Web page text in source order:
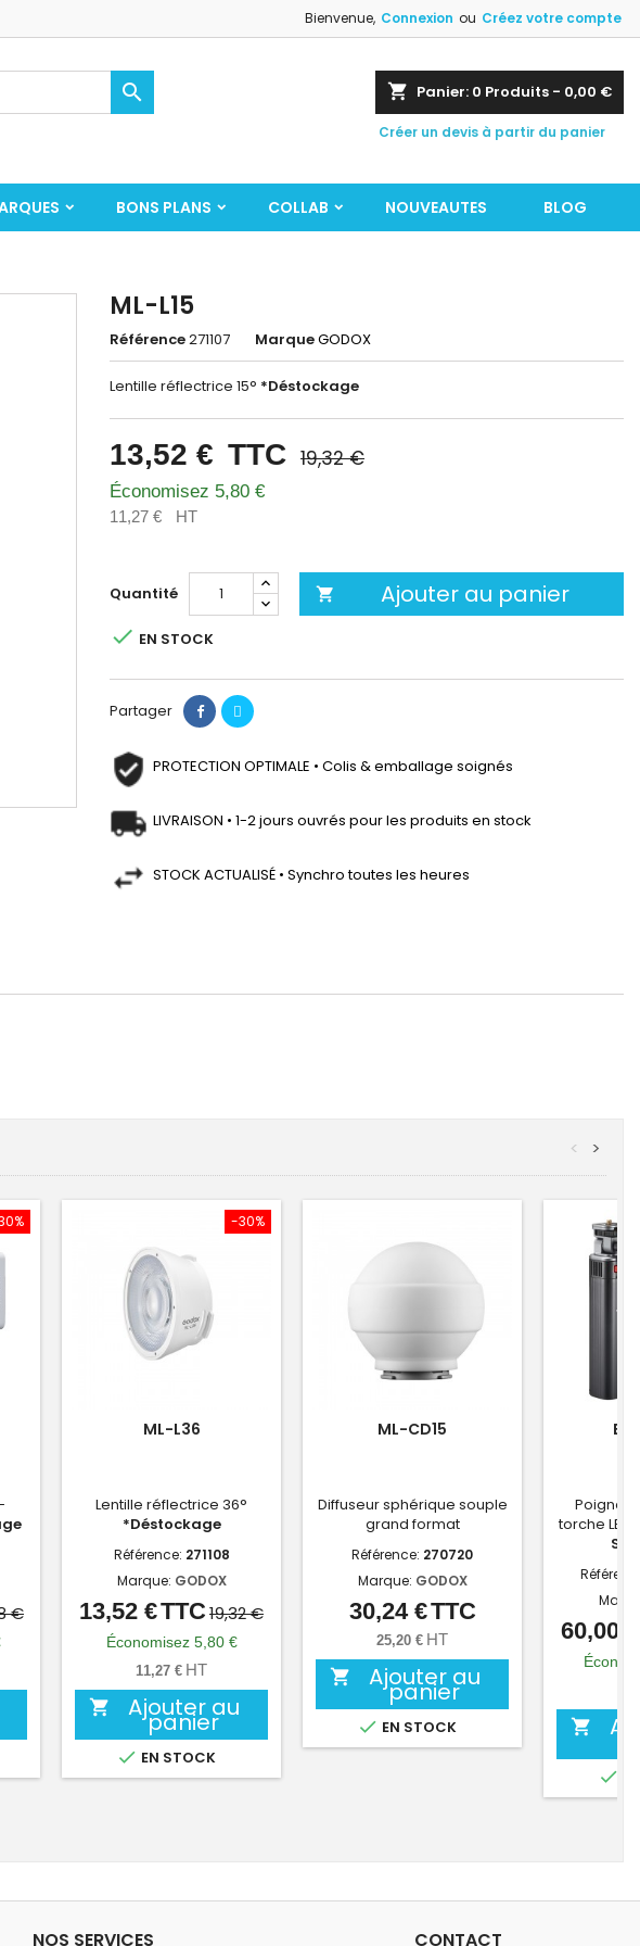
Bienvenue, Connexion ou Créez votre compte
shopping_cart Panier: 0 Produits - 0,00 €
Créer un devis à partir du panier

BONS PLANS COLLAB NOUVEAUTES BLOG
ML-L15
Référence271107 MarqueGODOX
Lentille réflectrice 15° *Déstockage
13,52 € TTC 19,32 €
Économisez 5,80 €
11,27 € HT
Quantité  Ajouter au panier
 EN STOCK
Partager
PROTECTION OPTIMALE • Colis & emballage soignés
LIVRAISON • 1-2 jours ouvrés pour les produits en stock
STOCK ACTUALISÉ • Synchro toutes les heures
>
<
€
-30%
ML-L36
Lentille réflectrice 36°
*Déstockage
Référence: 271108
Marque: GODOX
Prix
Prix
de
base
13,52 €TTC19,32 €
Économisez 5,80 €
11,27 € HT
 Ajouter au
panier
 EN STOCK
ML-CD15
Diffuseur sphérique souple
grand format
Référence: 270720
Marque: GODOX
Prix
30,24 €TTC
25,20 € HT
 Ajouter au
panier
 EN STOCK
Poignée
torche LED
60,00 €


NOS SERVICES CONTACT